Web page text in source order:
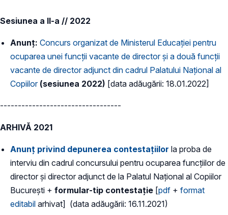
Sesiunea a II-a // 2022
Anunț: Concurs organizat de Ministerul Educației pentru
ocuparea unei funcții vacante de director și a două funcții
vacante de director adjunct din cadrul Palatului Național al
Copiilor(sesiunea 2022) [data adăugării: 18.01.2022]
----------------------------------
ARHIVĂ 2021
Anunț privind depunerea contestațiilor la proba de
interviu din cadrul concursului pentru ocuparea funcțiilor de
director și director adjunct de la Palatul Național al Copiilor
București + formular-tip contestație [pdf + format
editabil arhivat] (data adăugării: 16.11.2021)